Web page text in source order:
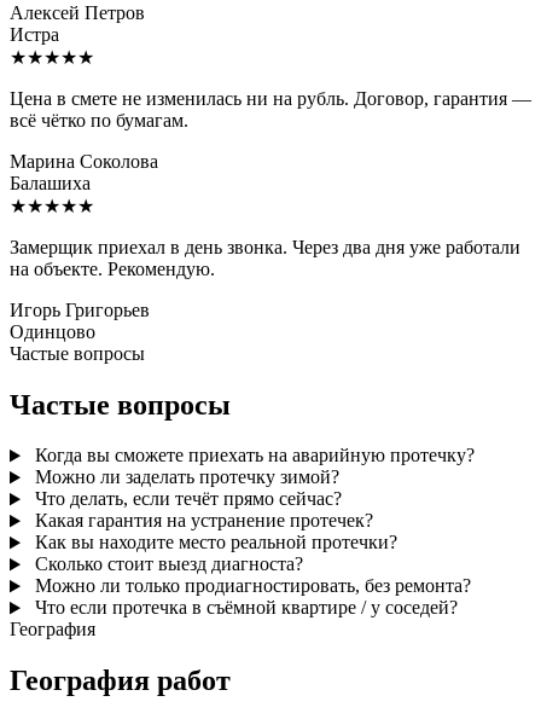
Алексей Петров
Истра
★★★★★
Цена в смете не изменилась ни на рубль. Договор, гарантия —
всё чётко по бумагам.
Марина Соколова
Балашиха
★★★★★
Замерщик приехал в день звонка. Через два дня уже работали
на объекте. Рекомендую.
Игорь Григорьев
Одинцово
Частые вопросы
Частые вопросы
Когда вы сможете приехать на аварийную протечку?
Можно ли заделать протечку зимой?
Что делать, если течёт прямо сейчас?
Какая гарантия на устранение протечек?
Как вы находите место реальной протечки?
Сколько стоит выезд диагноста?
Можно ли только продиагностировать, без ремонта?
Что если протечка в съёмной квартире / у соседей?
География
География работ